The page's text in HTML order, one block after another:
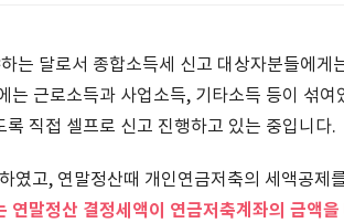
는 달로서 종합소득세 신고 대상자분들에게
근로소득과 사업소득, 기타소득 등이 섞여
직접 셀프로 신고 진행하고 있는 중입니다.
였고, 연말정산때 개인연금저축의 세액공제
연말정산 결정세액이 연금저축계좌의 금액